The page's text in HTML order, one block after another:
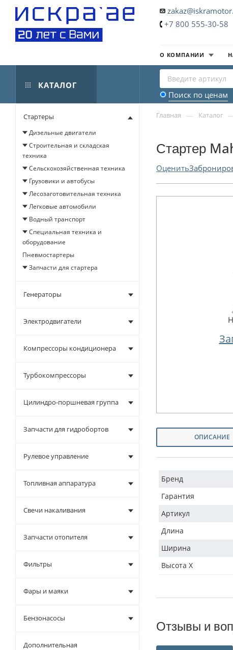
+7 800 555-30-58
О КОМПАНИИ
КАТАЛОГ
Поиск по ценам
Главная — Каталог
Стартер
Оценить
ОПИСАНИЕ
Бренд
Гарантия
Артикул
Длина
Ширина
Высота X
Отзывы и
Стартеры
Дизельные двигатели
Строительная и складская
техника
Сельскохозяйственная техника
Грузовики и автобусы
Лесозаготовительная техника
Легковые автомобили
Водный транспорт
Специальная техника и
оборудование
Пневмостартеры
Запчасти для стартера
Генераторы
Электродвигатели
Компрессоры кондиционера
Турбокомпрессоры
Цилиндро-поршневая группа
Запчасти для гидробортов
Рулевое управление
Топливная аппаратура
Свечи накаливания
Запчасти отопителя
Фильтры
Фары и маяки
Бензонасосы
Дополнительная